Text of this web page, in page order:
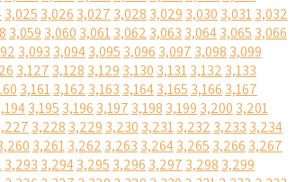
3,025 3,026 3,027 3,028 3,029 3,030 3,0313,032
3,059 3,060 3,0613,062 3,063 3,0643,065 3,066
3,093 3,0943,095 3,096 3,097 3,098 3,099
3,127 3,128 3,129 3,130 3,1313,132 3,133
3,1613,162 3,163 3,1643,165 3,166 3,167
3,195 3,196 3,197 3,198 3,199 3,200 3,201
3,228 3,229 3,230 3,2313,232 3,233 3,234
3,2613,262 3,263 3,2643,265 3,266 3,267
3,293 3,2943,295 3,296 3,297 3,298 3,299